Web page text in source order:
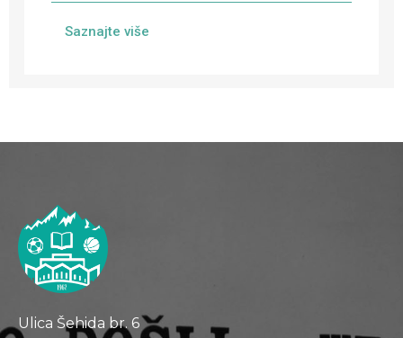
Saznajte više
Ulica Šehida br. 6